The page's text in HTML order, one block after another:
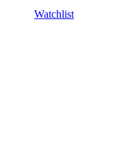
Watchlist